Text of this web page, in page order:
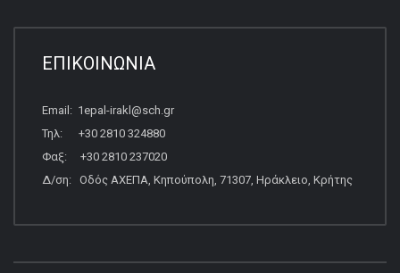
ΕΠΙΚΟΙΝΩΝΙΑ
Email: 1epal-irakl@sch.gr
Τηλ: +30 2810 324880
Φαξ: +30 2810 237020
Δ/ση: Οδός ΑΧΕΠΑ, Κηπούπολη, 71307, Ηράκλειο, Κρήτης